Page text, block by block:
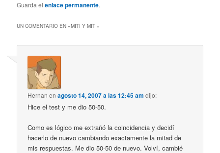
Guarda elenlace permanente.
UN COMENTARIO EN «MITI Y MITI»
Hernan enagosto 14, 2007 a las 12:45 am dijo:
Hice el test y me dio 50-50.
Como es lógico me extrañó la coincidencia y decidí
hacerlo de nuevo cambiando exactamente la mitad de
mis respuestas. Me dio 50-50 de nuevo. Volví, cambié